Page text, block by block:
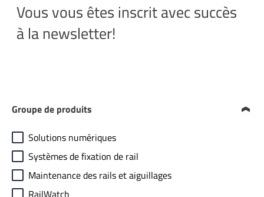
Vous vous êtes inscrit avec succès
à la newsletter!
Groupe de produits
Solutions numériques
Systèmes de fixation de rail
Maintenance des rails et aiguillages
RailWatch